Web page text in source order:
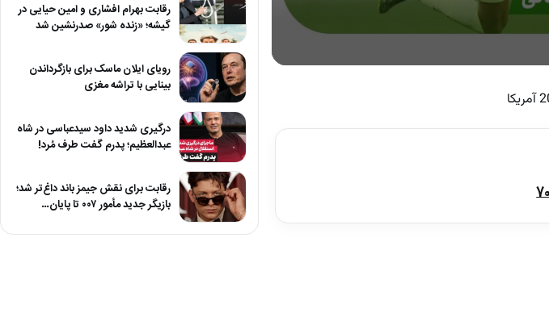
رقابت بهرام افشاری و امین حیایی در
گیشه؛ «زنده شور» صدرنشین شد
رویای ایلان ماسک برای بازگرداندن
بینایی با تراشه مغزی
درگیری شدید داود سیدعباسی در شاه
عبدالعظیم؛ پدرم گفت طرف مُرد!
رقابت برای نقش جیمز باند داغ‌تر شد؛
بازیگر جدید مأمور ۰۰۷ تا پایان…